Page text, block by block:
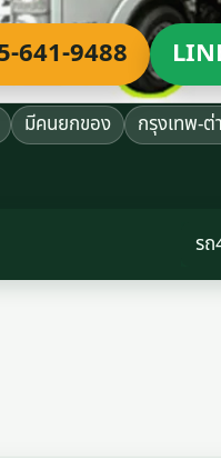
641-9488
มีคนยกของ กรุงเทพ-ต่
รถ